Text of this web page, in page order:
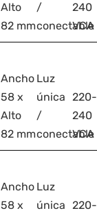
Alto
82 mm
/
conectable
240
VCA
Ancho
58 x
Alto
82 mm
Luz
única
/
conectable
220-
240
VCA
Ancho
58 x
Luz
única 220-